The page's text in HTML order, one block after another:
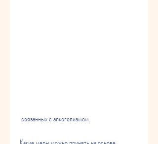
связанных с алкоголизмом.